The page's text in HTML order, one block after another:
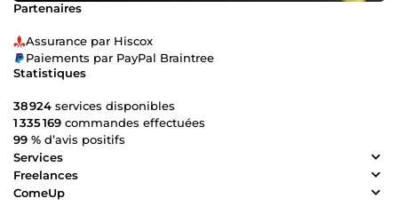
Partenaires
Assurance par Hiscox
Paiements par PayPal Braintree
Statistiques
38 924 services disponibles
1 335 169 commandes effectuées
99 % d’avis positifs
Services
Freelances
ComeUp